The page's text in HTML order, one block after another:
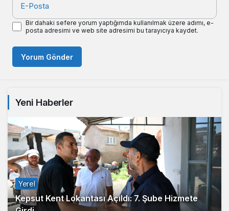
E-Posta
Bir dahaki sefere yorum yaptığımda kullanılmak üzere adımı, e-
posta adresimi ve web site adresimi bu tarayıcıya kaydet.
Yorum Gönder
Yeni Haberler
Yerel
Kepsut Kent Lokantası Açıldı: 7. Şube Hizmete